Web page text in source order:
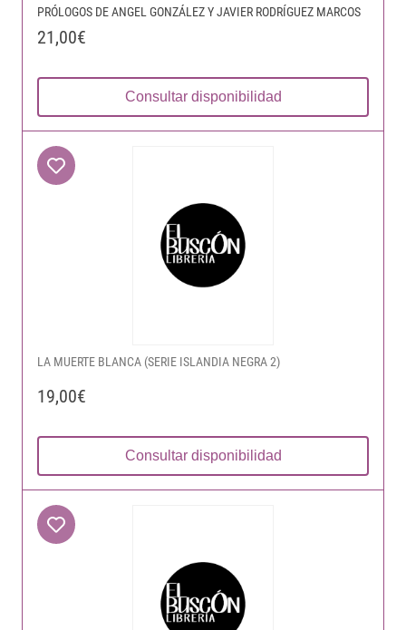
PRÓLOGOS DE ANGEL GONZÁLEZ Y JAVIER RODRÍGUEZ MARCOS
21,00€
Consultar disponibilidad
LA MUERTE BLANCA (SERIE ISLANDIA NEGRA 2)
19,00€
Consultar disponibilidad